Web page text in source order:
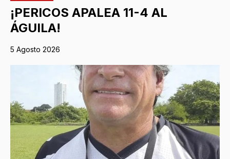
¡PERICOS APALEA 11-4 AL
ÁGUILA!
5 Agosto 2026